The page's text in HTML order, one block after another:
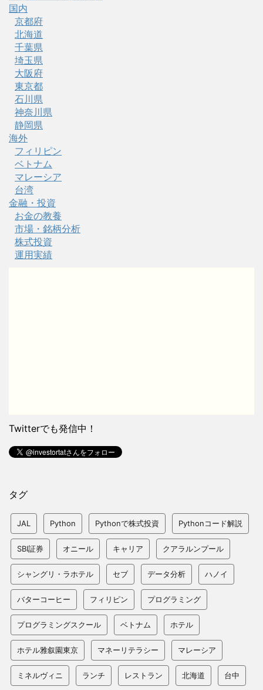
国内
京都府
北海道
千葉県
埼玉県
大阪府
東京都
石川県
神奈川県
静岡県
海外
フィリピン
ベトナム
マレーシア
台湾
金融・投資
お金の教養
市場・銘柄分析
株式投資
運用実績
Twitterでも発信中！
タグ
JAL Python Pythonで株式投資 Pythonコード解説
SBI証券 オニール キャリア クアラルンプール
シャングリ・ラホテル セブ データ分析 ハノイ
バターコーヒー フィリピン プログラミング
プログラミングスクール ベトナム ホテル
ホテル雅叙園東京 マネーリテラシー マレーシア
ミネルヴィニ ランチ レストラン 北海道 台中